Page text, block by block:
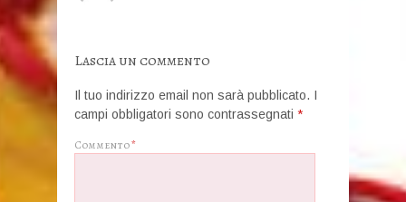
Lascia un commento
Il tuo indirizzo email non sarà pubblicato. I
campi obbligatori sono contrassegnati *
Commento*